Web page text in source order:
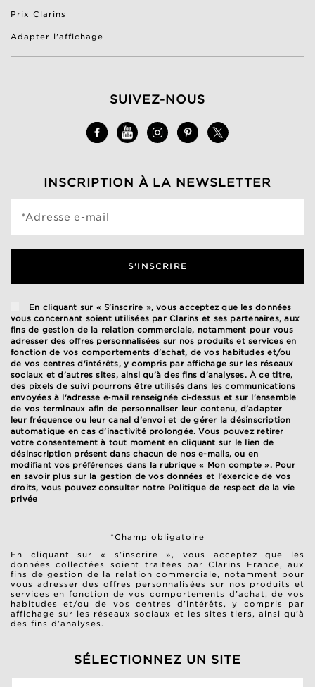
Prix Clarins
Adapter l'affichage
SUIVEZ-NOUS
INSCRIPTION À LA NEWSLETTER
*Adresse e-mail
S'INSCRIRE
En cliquant sur « S'inscrire », vous acceptez que les données
vous concernant soient utilisées par Clarins et ses partenaires, aux
fins de gestion de la relation commerciale, notamment pour vous
adresser des offres personnalisées sur nos produits et services en
fonction de vos comportements d'achat, de vos habitudes et/ou
de vos centres d'intérêts, y compris par affichage sur les réseaux
sociaux et d'autres sites, ainsi qu'à des fins d'analyses. À ce titre,
des pixels de suivi pourrons être utilisés dans les communications
envoyées à l'adresse e‑mail renseignée ci‑dessus et sur l'ensemble
de vos terminaux afin de personnaliser leur contenu, d'adapter
leur fréquence ou leur canal d'envoi et de gérer la désinscription
automatique en cas d'inactivité prolongée. Vous pouvez retirer
votre consentement à tout moment en cliquant sur le lien de
désinscription présent dans chacun de nos e-mails, ou en
modifiant vos préférences dans la rubrique « Mon compte ». Pour
en savoir plus sur la gestion de vos données et l'exercice de vos
droits, vous pouvez consulter notre Politique de respect de la vie
privée
*Champ obligatoire
En cliquant sur « s’inscrire », vous acceptez que les
données collectées soient traitées par Clarins France, aux
fins de gestion de la relation commerciale, notamment pour
vous adresser des offres personnalisées sur nos produits et
services en fonction de vos comportements d’achat, de vos
habitudes et/ou de vos centres d’intérêts, y compris par
affichage sur les réseaux sociaux et les sites tiers, ainsi qu’à
des fins d’analyses.
SÉLECTIONNEZ UN SITE